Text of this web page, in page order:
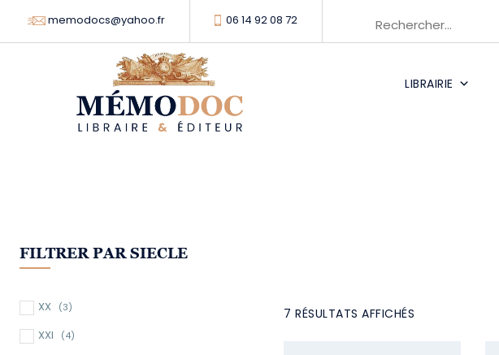
memodocs@yahoo.fr 06 14 92 08 72
LIBRAIRIE
7 RÉSULTATS AFFICHÉS
FILTRER PAR SIECLE
XX (3)
XXI (4)